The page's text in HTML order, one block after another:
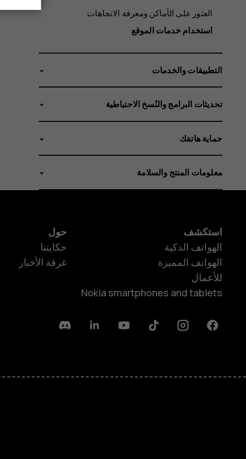
العثور على الأماكن ومعرفة الاتجاهات
استخدام خدمات الموقع
التطبيقات والخدمات
تحديثات البرامج والنُسخ الاحتياطية
حماية هاتفك
معلومات المنتج والسلامة
استكشف
الهواتف الذكية
الهواتف المميزة
للأعمال
Nokia smartphones and tablets
حول
حكايتنا
غرفة الأخبار
Facebook
Instagram
Tiktok
Youtube
Linkedin
Discord